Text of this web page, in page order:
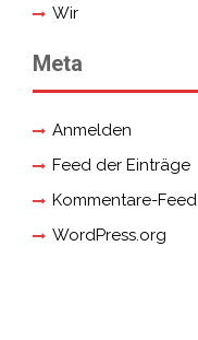
Wir
Meta
Anmelden
Feed der Einträge
Kommentare-Feed
WordPress.org